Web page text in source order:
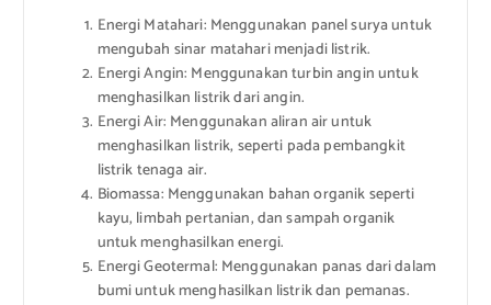
Energi Matahari: Menggunakan panel surya untuk
mengubah sinar matahari menjadi listrik.
Energi Angin: Menggunakan turbin angin untuk
menghasilkan listrik dari angin.
Energi Air: Menggunakan aliran air untuk
menghasilkan listrik, seperti pada pembangkit
listrik tenaga air.
Biomassa: Menggunakan bahan organik seperti
kayu, limbah pertanian, dan sampah organik
untuk menghasilkan energi.
Energi Geotermal: Menggunakan panas dari dalam
bumi untuk menghasilkan listrik dan pemanas.